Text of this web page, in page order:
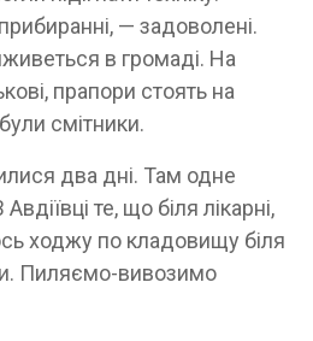
— задоволені.
в громаді. На
прапори стоять на
смітники.
два дні. Там одне
те, що біля лікарні,
ходжу по кладовищу біля
Пиляємо-вивозимо